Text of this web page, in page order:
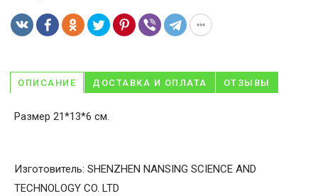
ОПИСАНИЕ ДОСТАВКА И ОПЛАТА ОТЗЫВЫ
Размер 21*13*6 см.
Изготовитель: SHENZHEN NANSING SCIENCE AND
TECHNOLOGY CO. LTD